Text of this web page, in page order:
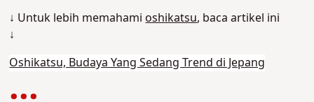
↓ Untuk lebih memahamioshikatsu, baca artikel ini
↓
Oshikatsu, Budaya Yang Sedang Trend di Jepang